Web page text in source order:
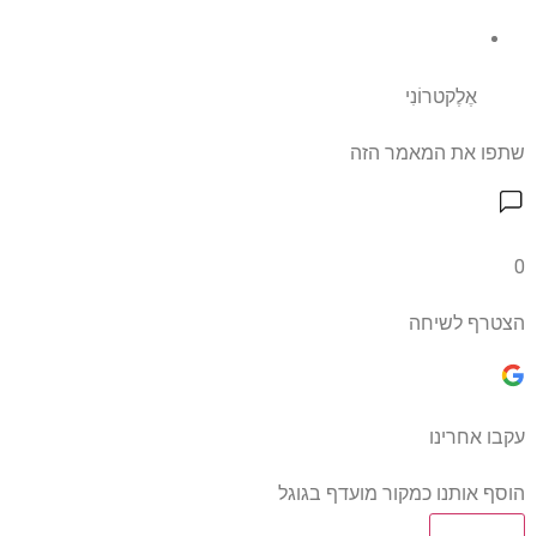
אֶלֶקטרוֹנִי
שתפו את המאמר הזה
0
הצטרף לשיחה
עקבו אחרינו
הוסף אותנו כמקור מועדף בגוגל